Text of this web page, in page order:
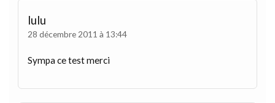
lulu
28 décembre 2011 à 13:44
Sympa ce test merci